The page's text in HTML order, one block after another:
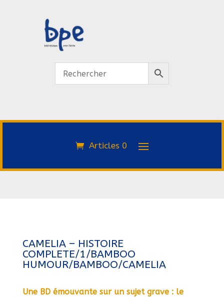
Articles 0
CAMELIA – HISTOIRE
COMPLETE/1/BAMBOO
HUMOUR/BAMBOO/CAMELIA
Une BD émouvante sur un sujet grave : le